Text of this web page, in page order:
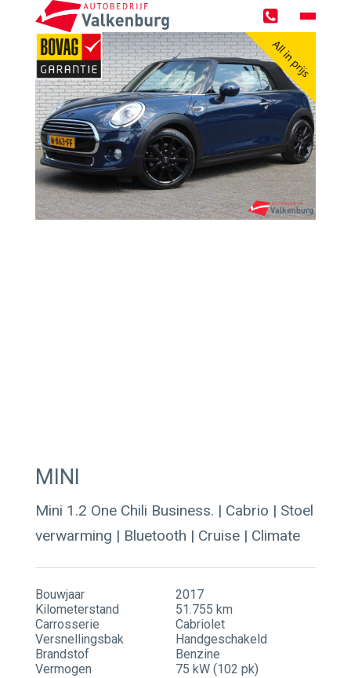
Home
Occasions
Zoekopdracht
Over ons
MINI
Mini 1.2 One Chili Business. | Cabrio | Stoel
verwarming | Bluetooth | Cruise | Climate
Bouwjaar
2017
Kilometerstand
51.755 km
Carrosserie
Cabriolet
Versnellingsbak
Handgeschakeld
Brandstof
Benzine
Vermogen
75 kW (102 pk)